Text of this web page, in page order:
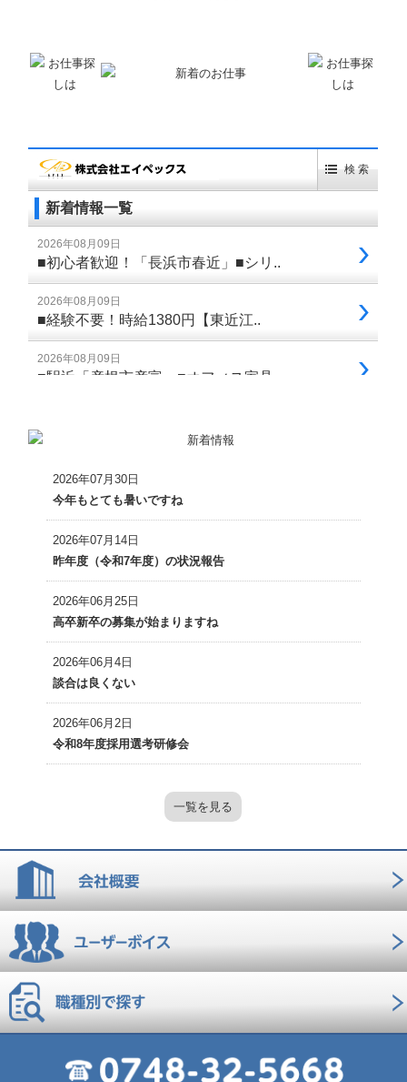
2026年07月30日
今年もとても暑いですね
2026年07月14日
昨年度（令和7年度）の状況報告
2026年06月25日
高卒新卒の募集が始まりますね
2026年06月4日
談合は良くない
2026年06月2日
令和8年度採用選考研修会
一覧を見る